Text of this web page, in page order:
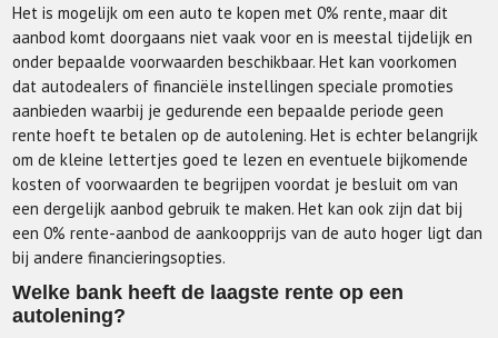
Het is mogelijk om een auto te kopen met 0% rente, maar dit
aanbod komt doorgaans niet vaak voor en is meestal tijdelijk en
onder bepaalde voorwaarden beschikbaar. Het kan voorkomen
dat autodealers of financiële instellingen speciale promoties
aanbieden waarbij je gedurende een bepaalde periode geen
rente hoeft te betalen op de autolening. Het is echter belangrijk
om de kleine lettertjes goed te lezen en eventuele bijkomende
kosten of voorwaarden te begrijpen voordat je besluit om van
een dergelijk aanbod gebruik te maken. Het kan ook zijn dat bij
een 0% rente-aanbod de aankoopprijs van de auto hoger ligt dan
bij andere financieringsopties.
Welke bank heeft de laagste rente op een
autolening?